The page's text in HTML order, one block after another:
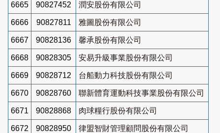
6665 90827452 潤安股份有限公司
6666 90827811 雅圖股份有限公司
6667 90828136 馨承股份有限公司
6668 90828305 安易升級事業股份有限公司
6669 90828712 台船動力科技股份有限公司
6670 90828760 聯新體育運動科技事業股份有限公司
6671 90828868 肉球糧行股份有限公司
6672 90828950 律盟智財管理顧問股份有限公司